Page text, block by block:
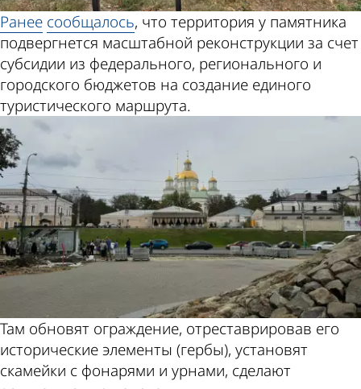
Ранее сообщалось, что территория у памятника
подвергнется масштабной реконструкции за счет
субсидии из федерального, регионального и
городского бюджетов на создание единого
туристического маршрута.
Там обновят ограждение, отреставрировав его
исторические элементы (гербы), установят
скамейки с фонарями и урнами, сделают